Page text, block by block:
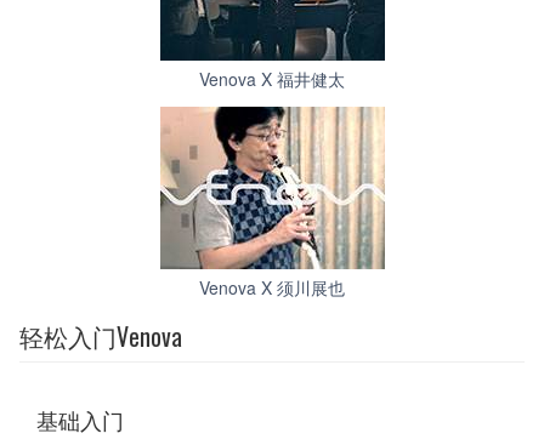
Venova X 福井健太
Venova X 须川展也
轻松入门Venova
基础入门